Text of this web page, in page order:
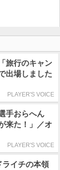
旅行のキャン
出場しました
PLAYER'S VOICE
手おらへん
来た！」／オ
PLAYER'S VOICE
イチの本領